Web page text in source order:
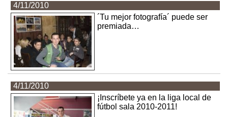
4/11/2010
´Tu mejor fotografía´ puede ser
premiada…
4/11/2010
¡Inscríbete ya en la liga local de
fútbol sala 2010-2011!